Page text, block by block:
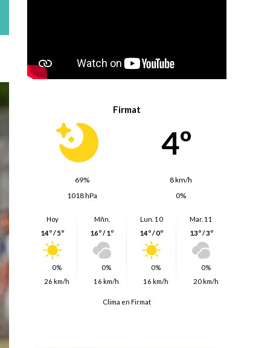
Firmat
4º
69%
8 km/h
1018 hPa
0%
Hoy
14º / 5º
0%
26 km/h
Mñn.
16º / 1º
0%
16 km/h
Lun. 10
14º / 0º
0%
16 km/h
Mar. 11
13º / 3º
0%
20 km/h
Clima en Firmat